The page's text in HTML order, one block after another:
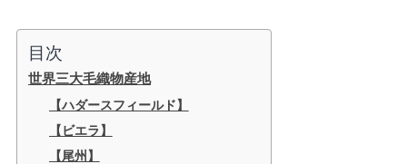
目次
世界三大毛織物産地
【ハダースフィールド】
【ビエラ】
【尾州】